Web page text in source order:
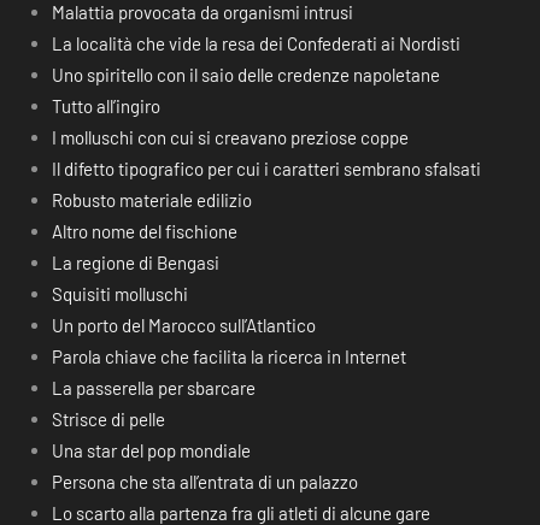
Malattia provocata da organismi intrusi
La località che vide la resa dei Confederati ai Nordisti
Uno spiritello con il saio delle credenze napoletane
Tutto all’ingiro
I molluschi con cui si creavano preziose coppe
Il difetto tipografico per cui i caratteri sembrano sfalsati
Robusto materiale edilizio
Altro nome del fischione
La regione di Bengasi
Squisiti molluschi
Un porto del Marocco sull’Atlantico
Parola chiave che facilita la ricerca in Internet
La passerella per sbarcare
Strisce di pelle
Una star del pop mondiale
Persona che sta all’entrata di un palazzo
Lo scarto alla partenza fra gli atleti di alcune gare